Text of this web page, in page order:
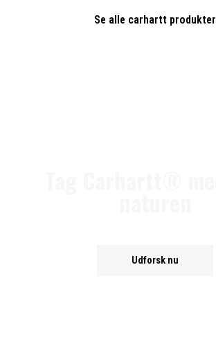
Se alle carhartt produkter
Udforsk nu